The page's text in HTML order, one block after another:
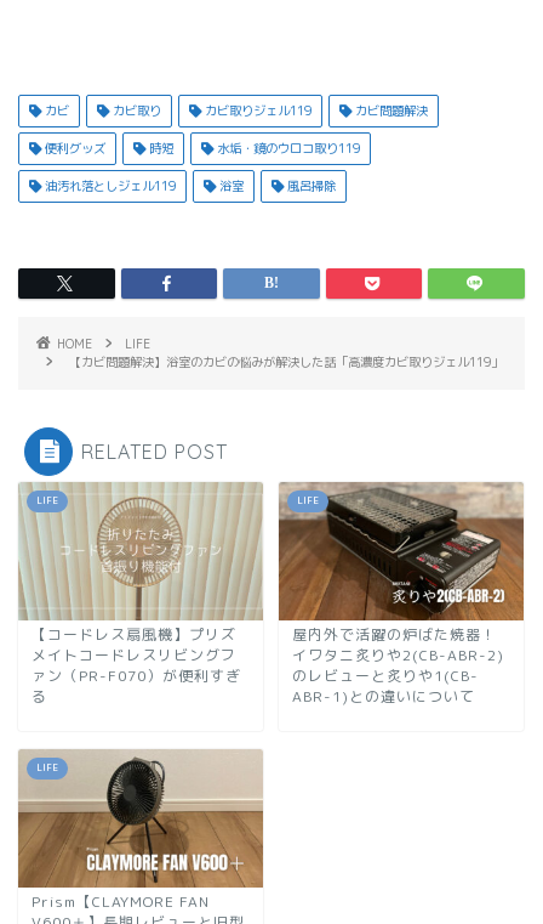
カビ カビ取り カビ取りジェル119 カビ問題解決
便利グッズ 時短 水垢・鏡のウロコ取り119
油汚れ落としジェル119 浴室 風呂掃除
HOME
LIFE
【カビ問題解決】浴室のカビの悩みが解決した話「高濃度カビ取りジェル119」
RELATED POST
LIFE
【コードレス扇風機】プリズ
メイトコードレスリビングフ
ァン（PR-F070）が便利すぎ
る
LIFE
屋内外で活躍の炉ばた焼器！
イワタニ炙りや2(CB-ABR-2)
のレビューと炙りや1(CB-
ABR-1)との違いについて
LIFE
Prism【CLAYMORE FAN